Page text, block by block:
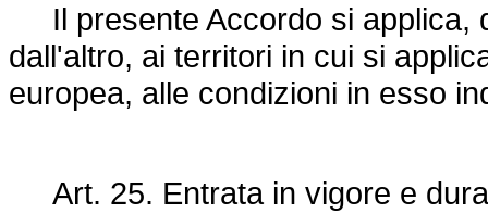
Il presente Accordo si applica,
dall'altro, ai territori in cui si
europea, alle condizioni in esso
Art. 25. Entrata in vigore e